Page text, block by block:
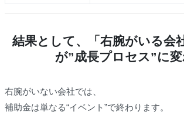
結果として、「右腕がいる会
が”成長プロセス”に
右腕がいない会社では、
補助金は単なる“イベント”で終わります。